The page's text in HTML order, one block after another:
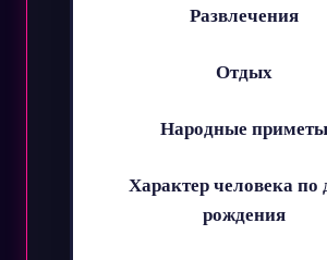
Развлечения
Отдых
Народные приметы
Характер человека по
рождения